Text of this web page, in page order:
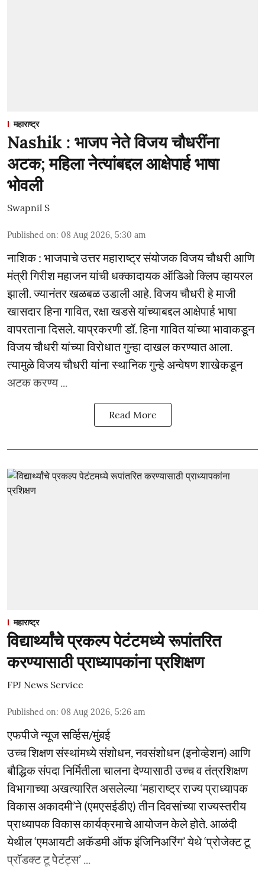
महाराष्ट्र
Nashik : भाजप नेते विजय चौधरींना
अटक; महिला नेत्यांबद्दल आक्षेपार्ह भाषा
भोवली
Swapnil S
Published on: 08 Aug 2026, 5:30 am
नाशिक : भाजपाचे उत्तर महाराष्ट्र संयोजक विजय चौधरी आणि
मंत्री गिरीश महाजन यांची धक्कादायक ऑडिओ क्लिप व्हायरल
झाली. ज्यानंतर खळबळ उडाली आहे. विजय चौधरी हे माजी
खासदार हिना गावित, रक्षा खडसे यांच्याबद्दल आक्षेपार्ह भाषा
वापरताना दिसले. याप्रकरणी डॉ. हिना गावित यांच्या भावाकडून
विजय चौधरी यांच्या विरोधात गुन्हा दाखल करण्यात आला.
त्यामुळे विजय चौधरी यांना स्थानिक गुन्हे अन्वेषण शाखेकडून
अटक करण्य ...
Read More
महाराष्ट्र
विद्यार्थ्यांचे प्रकल्प पेटंटमध्ये रूपांतरित
करण्यासाठी प्राध्यापकांना प्रशिक्षण
FPJ News Service
Published on: 08 Aug 2026, 5:26 am
एफपीजे न्यूज सर्व्हिस/मुंबई
उच्च शिक्षण संस्थांमध्ये संशोधन, नवसंशोधन (इनोव्हेशन) आणि
बौद्धिक संपदा निर्मितीला चालना देण्यासाठी उच्च व तंत्रशिक्षण
विभागाच्या अखत्यारित असलेल्या ‘महाराष्ट्र राज्य प्राध्यापक
विकास अकादमी’ने (एमएसईडीए) तीन दिवसांच्या राज्यस्तरीय
प्राध्यापक विकास कार्यक्रमाचे आयोजन केले होते. आळंदी
येथील ‘एमआयटी अकॅडमी ऑफ इंजिनिअरिंग’ येथे ‘प्रोजेक्ट टू
प्रॉडक्ट टू पेटंट्स’ ...